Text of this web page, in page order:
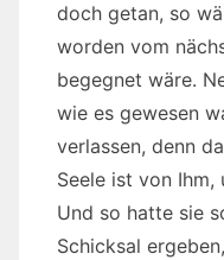
doch getan, so
worden vom
begegnet wäre.
wie es gewesen
verlassen, denn
Seele ist von
Und so hatte sie
Schicksal